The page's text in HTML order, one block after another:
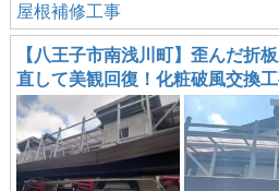
屋根補修工事
【八王子市南浅川町】歪んだ折
直して美観回復！化粧破風交換